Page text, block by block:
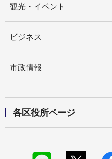
観光・イベント
ビジネス
市政情報
各区役所ページ